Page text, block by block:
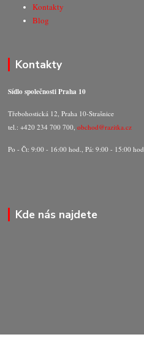
Kontakty
Blog
Kontakty
Sídlo společnosti Praha 10
Třebohostická 12, Praha 10-Strašnice
tel.: +420 234 700 700,obchod@razitka.cz
Po - Čt: 9:00 - 16:00 hod., Pá: 9:00 - 15:00 hod.
Kde nás najdete